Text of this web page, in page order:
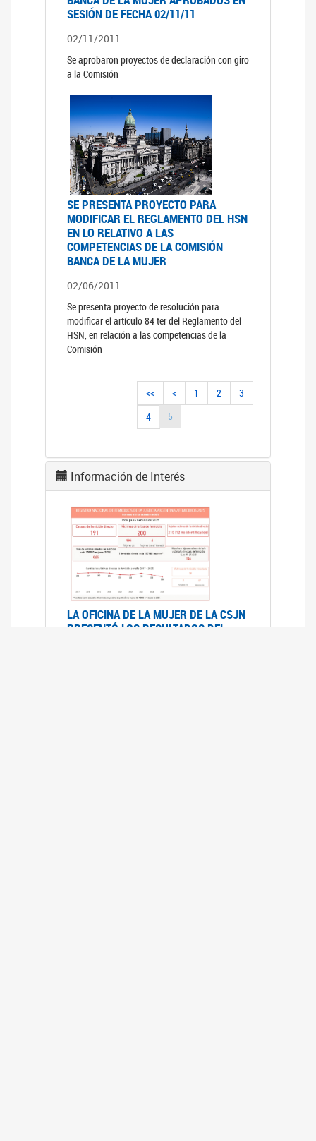
SESIÓN DE FECHA 02/11/11
02/11/2011
Se aprobaron proyectos de declaración con giro
a la Comisión
SE PRESENTA PROYECTO PARA
MODIFICAR EL REGLAMENTO DEL HSN
EN LO RELATIVO A LAS
COMPETENCIAS DE LA COMISIÓN
BANCA DE LA MUJER
02/06/2011
Se presenta proyecto de resolución para
modificar el artículo 84 ter del Reglamento del
HSN, en relación a las competencias de la
Comisión
<< < 1 2
3
4
5
Información de Interés
LA OFICINA DE LA MUJER DE LA CSJN
PRESENTÓ LOS RESULTADOS DEL